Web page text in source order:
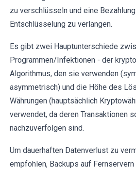
zu verschlüsseln und eine
Entschlüsselung zu verlangen.
Es gibt zwei Hauptunterschiede
Programmen/Infektionen - der
Algorithmus, den sie verwenden
asymmetrisch) und die Höhe des
Währungen (hauptsächlich
verwendet, da deren Transaktionen
nachzuverfolgen sind.
Um dauerhaften Datenverlust zu
empfohlen, Backups auf